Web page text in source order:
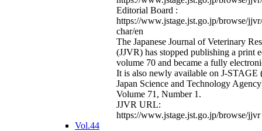
Editorial Board :
https://www.jstage.jst.go.jp/browse/
char/en
The Japanese Journal of Veterinary
(JJVR) has stopped publishing a print
volume 70 and became a fully
It is also newly available on J-STAGE
Japan Science and Technology
Volume 71, Number 1.
JJVR URL:
https://www.jstage.jst.go.jp/browse/jjvr
Vol.44